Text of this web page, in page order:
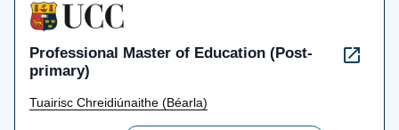
Professional Master of Education (Post-
primary)
Tuairisc Chreidiúnaithe (Béarla)